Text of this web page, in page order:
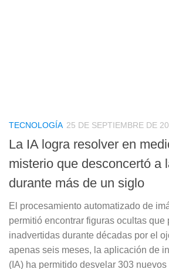
TECNOLOGÍA 25 DE SEPTIEMBRE DE
La IA logra resolver en
misterio que desconcertó a
durante más de un siglo
El procesamiento automatizado de
permitió encontrar figuras ocultas que
inadvertidas durante décadas por el
apenas seis meses, la aplicación de
(IA) ha permitido desvelar 303